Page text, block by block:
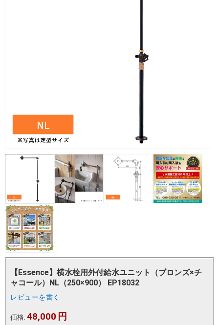
【Essence】横水栓用外付給水ユニット（ブロンズ×チ
ャコール）NL（250×900） EP18032
レビューを書く
価格: 48,000 円